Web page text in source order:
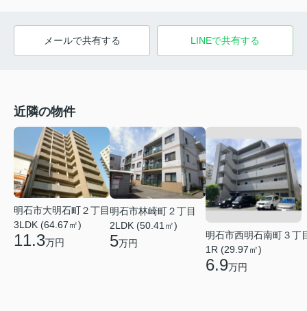
メールで共有する LINEで共有する
近隣の物件
明石市大明石町２丁目
3LDK (64.67㎡)
11.3万円
明石市林崎町２丁目
2LDK (50.41㎡)
5万円
明石市西明石南町３丁
1R (29.97㎡)
6.9万円